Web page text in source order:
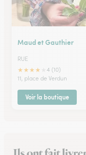
Maud et Gauthier
RUE
★★★★
4 (10)
11, place de Verdun
Voir la boutique